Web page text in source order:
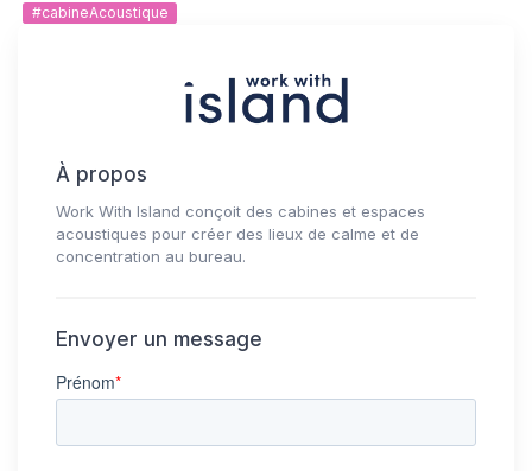
#cabineAcoustique
À propos
Work With Island conçoit des cabines et espaces
acoustiques pour créer des lieux de calme et de
concentration au bureau.
Envoyer un message